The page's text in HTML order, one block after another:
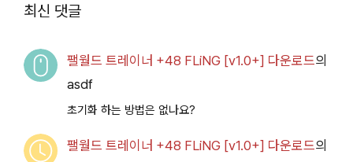
최신 댓글
팰월드 트레이너 +48 FLiNG [v1.0+] 다운로드의
asdf
초기화 하는 방법은 없나요?
팰월드 트레이너 +48 FLiNG [v1.0+] 다운로드의